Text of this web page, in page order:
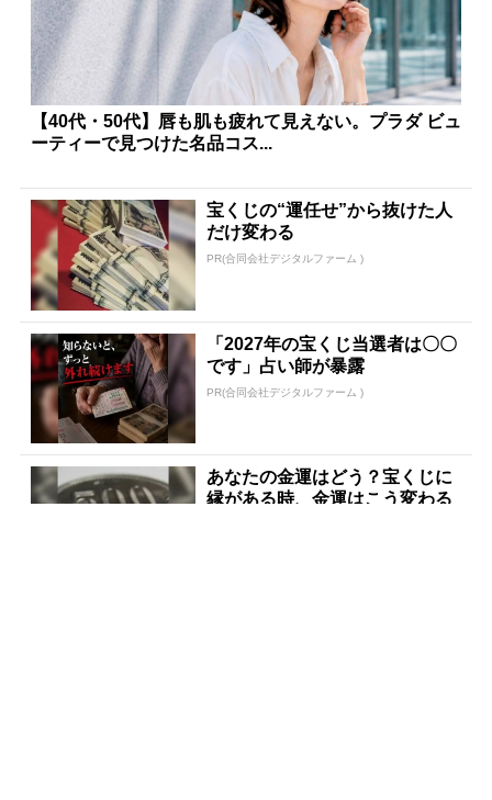
【40代・50代】唇も肌も疲れて見えない。プラダ ビュ
ーティーで見つけた名品コス...
宝くじの“運任せ”から抜けた人
だけ変わる
PR(合同会社デジタルファーム )
「2027年の宝くじ当選者は〇〇
です」占い師が暴露
PR(合同会社デジタルファーム )
あなたの金運はどう？宝くじに
縁がある時、金運はこう変わる